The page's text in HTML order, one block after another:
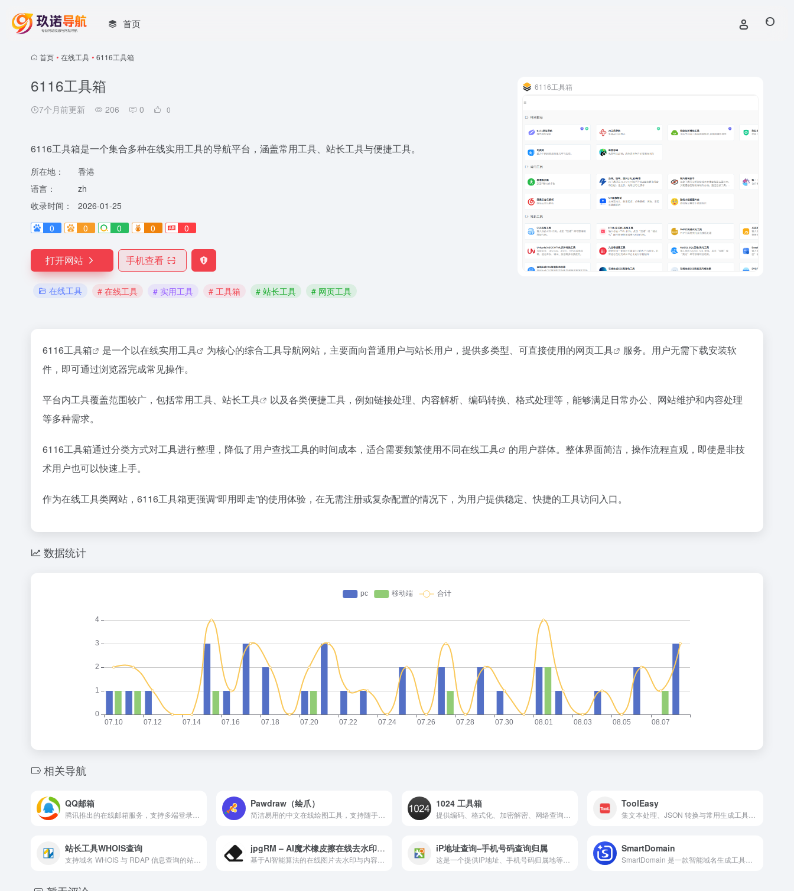
首页
首页 • 在线工具 • 6116工具箱
6116工具箱
7个月前更新 206 0 0
6116工具箱是一个集合多种在线实用工具的导航平台，涵盖常用工具、站长工具与便捷工具。
所在地：
香港
语言：
zh
收录时间：
2026-01-25
0
0 0 0 0
打开网站 手机查看
在线工具 # 在线工具 # 实用工具 # 工具箱 # 站长工具 # 网页工具
6116工具箱
6116工具箱 是一个以在线实用工具 为核心的综合工具导航网站，主要面向普通用户与站长用户，提供多类型、可直接使用的网页工具
服务。用户无需下载安装软
件，即可通过浏览器完成常见操作。
平台内工具覆盖范围较广，包括常用工具、 站长工具
以及各类便捷工具，例如链接处理、内容解析、编码转换、格式处理等，能够满足日常办公、网站维护和内容处理
等多种需求。
6116工具箱通过分类方式对工具进行整理，降低了用户查找工具的时间成本，适合需要频繁使用不同在线工具
的用户群体。整体界面简洁，操作流程直观，即使是非技
术用户也可以快速上手。
作为在线工具类网站，6116工具箱更强调“即用即走”的使用体验，在无需注册或复杂配置的情况下，为用户提供稳定、快捷的工具访问入口。
数据统计
相关导航
QQ邮箱 Pawdraw（绘爪） 1024 工具箱 ToolEasy
站长工具WHOIS查询 jpgRM – AI魔术橡皮擦在线去水印工具 iP地址查询–手机号码查询归属 SmartDomain